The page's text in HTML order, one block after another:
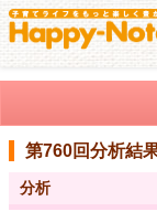
第760回分析結
分析